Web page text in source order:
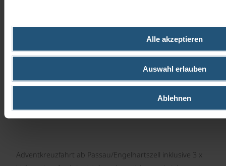
Alle akzeptieren
Auswahl erlauben
Ablehnen
Passau/Engelhartszell - Bratislava -
Advent- und Silvesterreise | 4 Tage
Adventkreuzfahrt ab Passau/Engelhartszell inklusive 3 x